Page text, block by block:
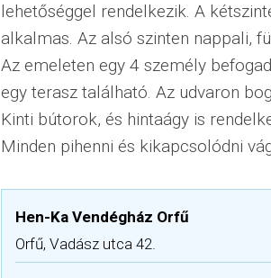
lehetőséggel rendelkezik. A
alkalmas. Az alsó szinten nappali,
Az emeleten egy 4 személy
egy terasz található. Az udvaron
Kinti bútorok, és hintaágy is
Minden pihenni és kikapcsolódni
Hen-Ka Vendégház Orfű
Orfű, Vadász utca 42.